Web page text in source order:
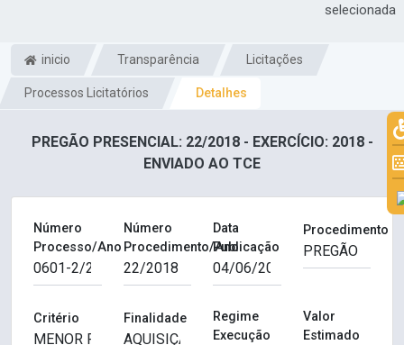
selecionada
inicio Transparência Licitações
Processos Licitatórios Detalhes
PREGÃO PRESENCIAL: 22/2018 - EXERCÍCIO: 2018 -
ENVIADO AO TCE
Número
Processo/Ano
Número
Procedimento/Ano
Data
Publicação
Procedimento
Critério Finalidade
Regime
Execução
Valor
Estimado